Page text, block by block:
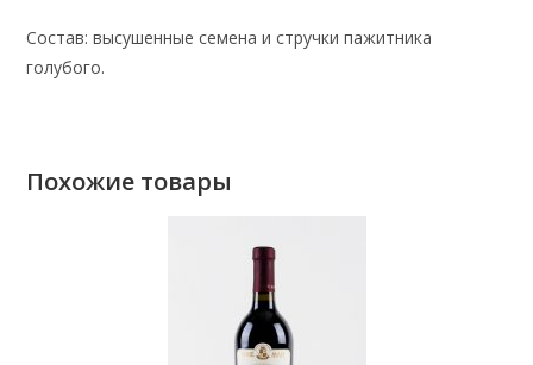
Состав: высушенные семена и стручки пажитника
голубого.
Похожие товары